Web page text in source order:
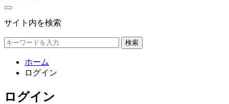
サイト内を検索
検索
ホーム
ログイン
ログイン